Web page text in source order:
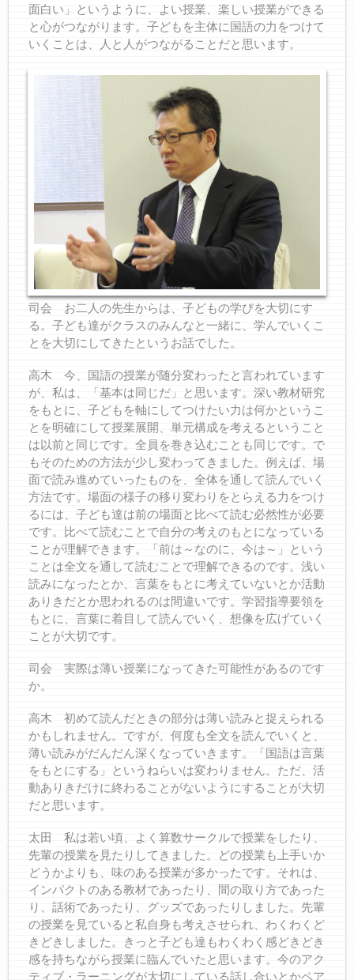
面白い」というように、よい授業、楽しい授業ができる
と心がつながります。子どもを主体に国語の力をつけて
いくことは、人と人がつながることだと思います。
司会 お二人の先生からは、子どもの学びを大切にす
る。子ども達がクラスのみんなと一緒に、学んでいくこ
とを大切にしてきたというお話でした。
高木 今、国語の授業が随分変わったと言われています
が、私は、「基本は同じだ」と思います。深い教材研究
をもとに、子どもを軸にしてつけたい力は何かというこ
とを明確にして授業展開、単元構成を考えるということ
は以前と同じです。全員を巻き込むことも同じです。で
もそのための方法が少し変わってきました。例えば、場
面で読み進めていったものを、全体を通して読んでいく
方法です。場面の様子の移り変わりをとらえる力をつけ
るには、子ども達は前の場面と比べて読む必然性が必要
です。比べて読むことで自分の考えのもとになっている
ことが理解できます。「前は～なのに、今は～」という
ことは全文を通して読むことで理解できるのです。浅い
読みになったとか、言葉をもとに考えていないとか活動
ありきだとか思われるのは間違いです。学習指導要領を
もとに、言葉に着目して読んでいく、想像を広げていく
ことが大切です。
司会 実際は薄い授業になってきた可能性があるのです
か。
高木 初めて読んだときの部分は薄い読みと捉えられる
かもしれません。ですが、何度も全文を読んでいくと、
薄い読みがだんだん深くなっていきます。「国語は言葉
をもとにする」というねらいは変わりません。ただ、活
動ありきだけに終わることがないようにすることが大切
だと思います。
太田 私は若い頃、よく算数サークルで授業をしたり、
先輩の授業を見たりしてきました。どの授業も上手いか
どうかよりも、味のある授業が多かったです。それは、
インパクトのある教材であったり、間の取り方であった
り、話術であったり、グッズであったりしました。先輩
の授業を見ていると私自身も考えさせられ、わくわくど
きどきしました。きっと子ども達もわくわく感どきどき
感を持ちながら授業に臨んでいたと思います。今のアク
ティブ・ラーニングが大切にしている話し合いとかペア